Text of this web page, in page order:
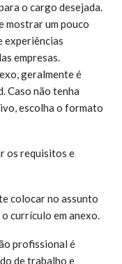
o cargo desejada.
mostrar um pouco
experiências
empresas.
geralmente é
Caso não tenha
escolha o formato
os requisitos e
colocar no assunto
currículo em anexo.
profissional é
de trabalho e